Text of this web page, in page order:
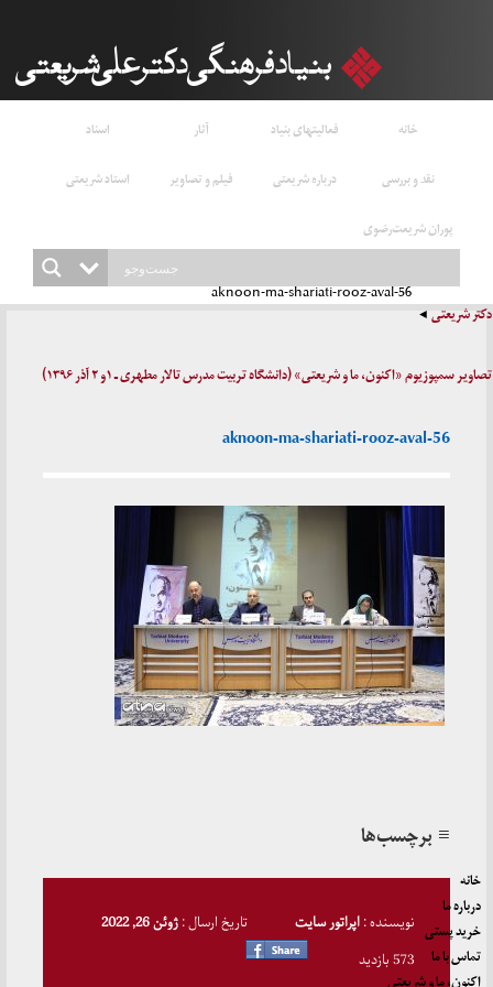
خانه فعالیتهای بنیاد آثار
اسناد
نقد و بررسی
درباره شریعتی فیلم و تصاویر
استاد شریعتی
پوران شریعت‌رضوی
دکتر شریعتی
تصاویر سمپوزیوم «اکنون، ما و شریعتی» (دانشگاه تربیت مدرس تالار مطهری ـ ۱و ۲ آذر ۱۳۹۶)
aknoon-ma-shariati-rooz-aval-56
aknoon-ma-shariati-rooz-aval-56
≡ برچسب‌ها
نویسنده :اپراتور سایت تاریخ ارسال :ژوئن 26, 2022
573 بازدید
خانه
درباره ما
خرید پستی
تماس با ما